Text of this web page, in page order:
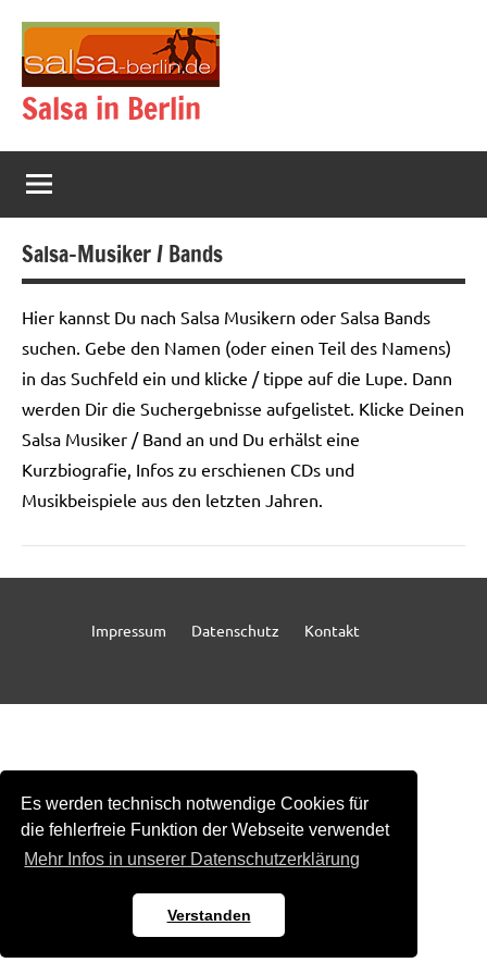
Es werden technisch notwendige Cookies für
die fehlerfreie Funktion der Webseite verwendet
Mehr Infos in unserer Datenschutzerklärung
Verstanden
springen
Salsa in Berlin
Salsa-Musiker / Bands
Hier kannst Du nach Salsa Musikern oder Salsa Bands
suchen. Gebe den Namen (oder einen Teil des Namens)
in das Suchfeld ein und klicke / tippe auf die Lupe. Dann
werden Dir die Suchergebnisse aufgelistet. Klicke Deinen
Salsa Musiker / Band an und Du erhälst eine
Kurzbiografie, Infos zu erschienen CDs und
Musikbeispiele aus den letzten Jahren.
Impressum Datenschutz Kontakt